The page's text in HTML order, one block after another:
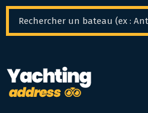
Panneau de gestion des cookies